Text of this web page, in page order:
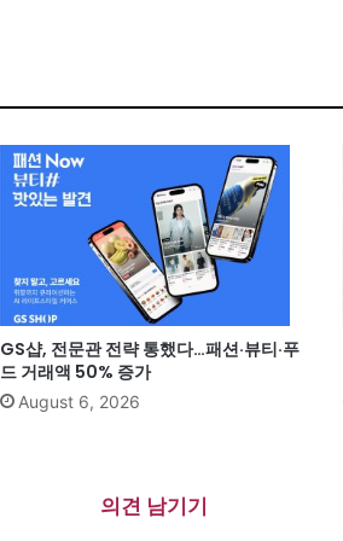
GS샵, 전문관 전략 통했다…패션·뷰티·푸
드 거래액 50% 증가
August 6, 2026
의견 남기기